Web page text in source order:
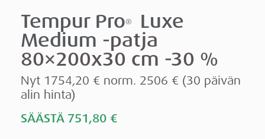
Tempur Pro® Luxe
Medium -patja
80×200x30 cm -30 %
Nyt 1754,20 € norm. 2506 € (30 päivän
alin hinta)
SÄÄSTÄ 751,80 €